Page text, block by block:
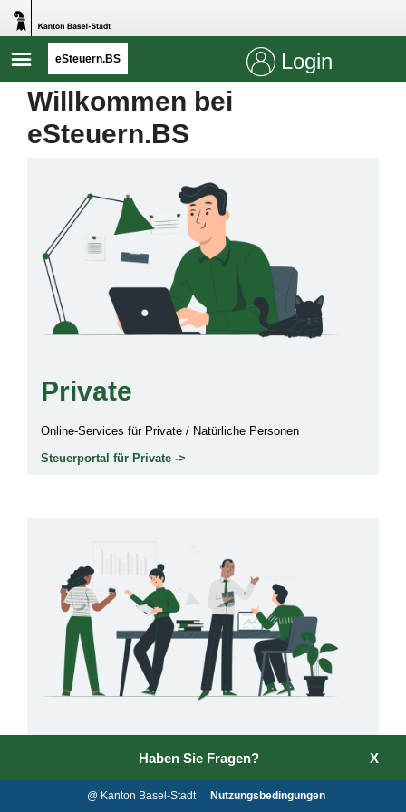
eSteuern.BS Login
Haben Sie Fragen? X
Willkommen bei
eSteuern.BS
Private
Online-Services für Private / Natürliche Personen
Steuerportal für Private ->
Unternehmen
Online-Services für Unternehmen / Juristische Personen
@ Kanton Basel-Stadt Nutzungsbedingungen